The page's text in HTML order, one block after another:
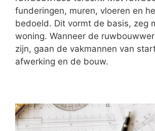
funderingen, muren, vloeren en
bedoeld. Dit vormt de basis, zeg
woning. Wanneer de
zijn, gaan de vakmannen van
afwerking en de bouw.